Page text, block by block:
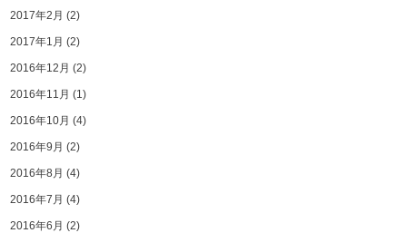
2017年2月 (2)
2017年1月 (2)
2016年12月 (2)
2016年11月 (1)
2016年10月 (4)
2016年9月 (2)
2016年8月 (4)
2016年7月 (4)
2016年6月 (2)